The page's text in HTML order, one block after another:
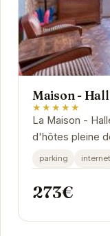
Maison -
★★★★★
La Maison -
d'hôtes pleine
Son
facile...
parking internet
273€